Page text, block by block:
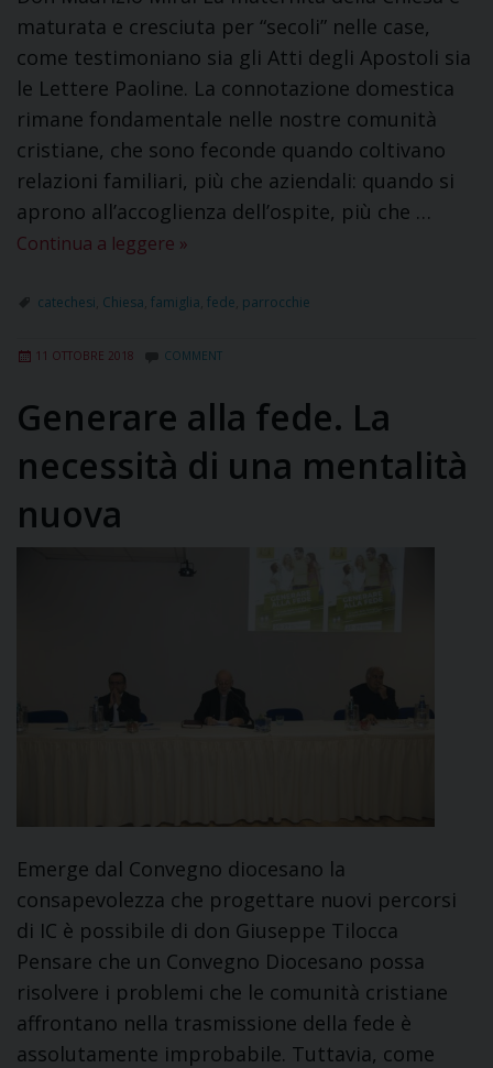
maturata e cresciuta per “secoli” nelle case,
come testimoniano sia gli Atti degli Apostoli sia
le Lettere Paoline. La connotazione domestica
rimane fondamentale nelle nostre comunità
cristiane, che sono feconde quando coltivano
relazioni familiari, più che aziendali: quando si
aprono all’accoglienza dell’ospite, più che …
Continua a leggere »
catechesi Chiesa famiglia fede parrocchie
11 OTTOBRE 2018 COMMENT
Generare alla fede. La
necessità di una mentalità
nuova
Emerge dal Convegno diocesano la
consapevolezza che progettare nuovi percorsi
di IC è possibile di don Giuseppe Tilocca
Pensare che un Convegno Diocesano possa
risolvere i problemi che le comunità cristiane
affrontano nella trasmissione della fede è
assolutamente improbabile. Tuttavia, come